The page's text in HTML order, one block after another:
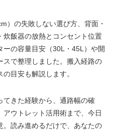
）の失敗しない選び方、背面・
飯器の放熱とコンセント位置
の容量目安（30L・45L）や開
スで整理しました。搬入経路の
目安も解説します。
てきた経験から、通路幅の確
ウトレット活用術まで、今日
読み進めるだけで、あなたの